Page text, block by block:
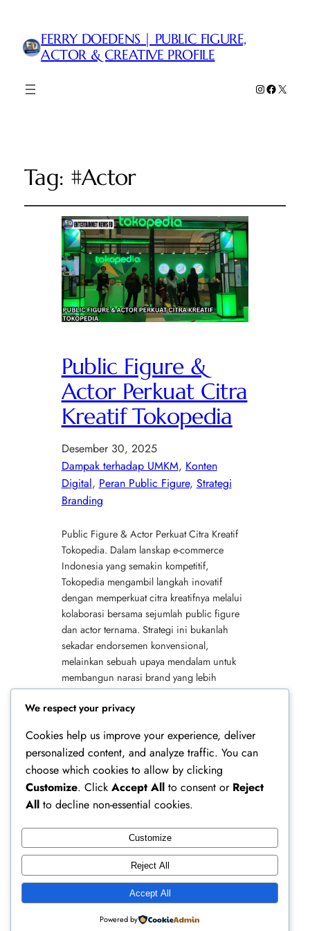
FERRY DOEDENS | PUBLIC FIGURE,
ACTOR & CREATIVE PROFILE
Instagram
Facebook
X
Tag: #Actor
Public Figure &
Actor Perkuat Citra
Kreatif Tokopedia
Desember 30, 2025
Dampak terhadap UMKM, Konten
Digital, Peran Public Figure, Strategi
Branding
Public Figure & Actor Perkuat Citra Kreatif
Tokopedia. Dalam lanskap e-commerce
Indonesia yang semakin kompetitif,
Tokopedia mengambil langkah inovatif
dengan memperkuat citra kreatifnya melalui
kolaborasi bersama sejumlah public figure
dan actor ternama. Strategi ini bukanlah
sekadar endorsemen konvensional,
melainkan sebuah upaya mendalam untuk
membangun narasi brand yang lebih
hangat, relatable, dan inspiratif. Dengan
menyertakan figur-figur…
Ferry Doedens | Public Figure, Actor & Creative
Profile
Instagram
Facebook
X
We respect your privacy
Cookies help us improve your experience, deliver
personalized content, and analyze traffic. You can
choose which cookies to allow by clicking
Customize. Click Accept All to consent or Reject
All to decline non-essential cookies.
Customize
Reject All
Accept All
Powered by